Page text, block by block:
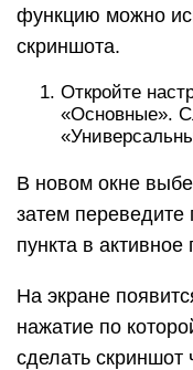
функцию можно
скриншота.
Откройте
«Основные».
В новом окне
затем переведите
пункта в
На экране
нажатие по
сделать